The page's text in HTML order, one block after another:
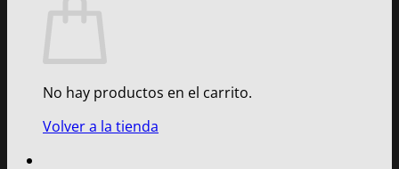
No hay productos en el carrito.
Volver a la tienda